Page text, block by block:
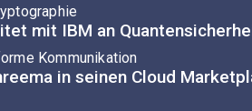
mit IBM an
Kommunikation
in seinen Cloud